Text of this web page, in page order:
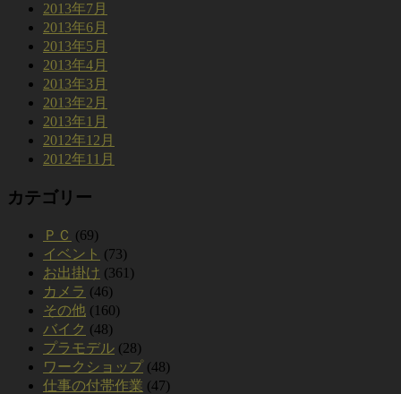
2013年7月
2013年6月
2013年5月
2013年4月
2013年3月
2013年2月
2013年1月
2012年12月
2012年11月
カテゴリー
ＰＣ (69)
イベント (73)
お出掛け (361)
カメラ (46)
その他 (160)
バイク (48)
プラモデル (28)
ワークショップ(48)
仕事の付帯作業 (47)